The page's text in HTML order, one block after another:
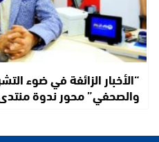
“الأخبار الزائفة في ضوء
والصحفي” محور ندوة